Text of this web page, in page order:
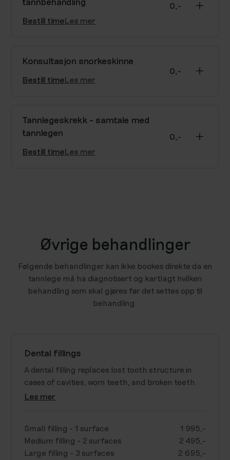
Bestill timeLes mer
0,-
Konsultasjon snorkeskinne
Bestill timeLes mer
0,-
Tannlegeskrekk - samtale med
tannlegen
Bestill timeLes mer
0,-
Øvrige behandlinger
Følgende behandlinger kan ikke bookes direkte da en
tannlege må ha diagnotisert og kartlagt hvilken
behandling som skal gjøres før det settes opp til
behandling.
Dental fillings
A dental filling replaces lost tooth structure in
cases of cavities, worn teeth, and broken teeth.
Les mer
Small filling - 1 surface
1 995,-
Medium filling - 2 surfaces
2 495,-
Large filling - 3 surfaces
2 695,-